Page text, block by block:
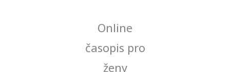
Online
časopis pro
ženy